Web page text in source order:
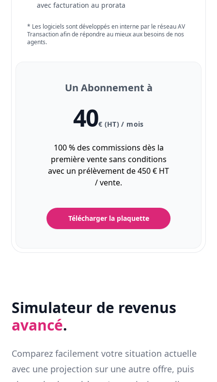
avec facturation au prorata
* Les logiciels sont développés en interne par le réseau AV
Transaction afin de répondre au mieux aux besoins de nos
agents.
Un Abonnement à
40€ (HT) / mois
100 % des commissions dès la
première vente sans conditions
avec un prélèvement de 450 € HT
/ vente.
Télécharger la plaquette
Simulateur de revenus
avancé.
Comparez facilement votre situation actuelle
avec une projection sur une autre offre, puis